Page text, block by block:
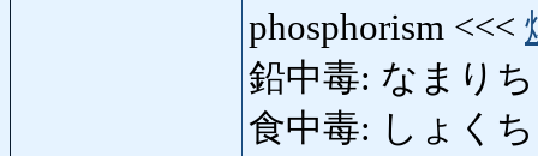
phosphorism <<<
鉛中毒: なまり
食中毒: しょく